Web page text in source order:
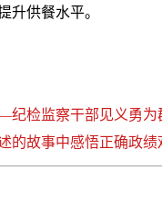
升供餐水平。
纪检监察干部见义勇为
的故事中感悟正确政